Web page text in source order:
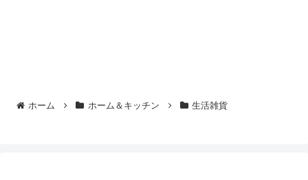
ホーム ホーム＆キッチン 生活雑貨